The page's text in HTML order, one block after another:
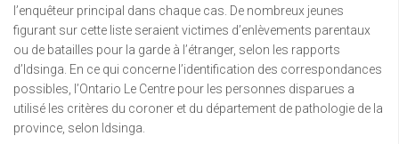
l’enquêteur principal dans chaque cas. De nombreux jeunes
figurant sur cette liste seraient victimes d’enlèvements parentaux
ou de batailles pour la garde à l’étranger, selon les rapports
d’Idsinga. En ce qui concerne l’identification des correspondances
possibles, l’Ontario Le Centre pour les personnes disparues a
utilisé les critères du coroner et du département de pathologie de la
province, selon Idsinga.